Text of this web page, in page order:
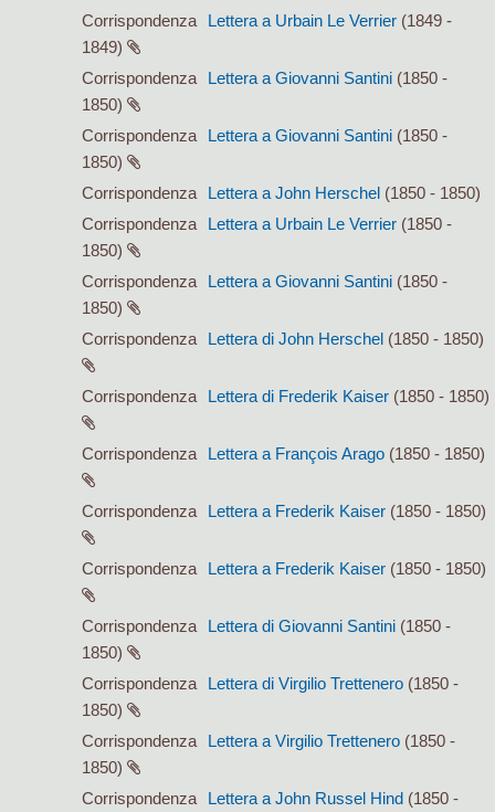
Corrispondenza
Lettera a Urbain Le Verrier (1849 -
1849)
Corrispondenza
Lettera a Giovanni Santini (1850 -
1850)
Corrispondenza
Lettera a Giovanni Santini (1850 -
1850)
Corrispondenza
Lettera a John Herschel (1850 - 1850)
Corrispondenza
Lettera a Urbain Le Verrier (1850 -
1850)
Corrispondenza
Lettera a Giovanni Santini (1850 -
1850)
Corrispondenza
Lettera di John Herschel (1850 - 1850)
Corrispondenza Lettera di Frederik Kaiser (1850 - 1850)
Corrispondenza Lettera a François Arago (1850 - 1850)
Corrispondenza Lettera a Frederik Kaiser (1850 - 1850)
Corrispondenza Lettera a Frederik Kaiser (1850 - 1850)
Corrispondenza Lettera di Giovanni Santini (1850 -
1850)
Corrispondenza
Lettera di Virgilio Trettenero (1850 -
1850)
Corrispondenza
Lettera a Virgilio Trettenero (1850 -
1850)
Corrispondenza
Lettera a John Russel Hind (1850 -